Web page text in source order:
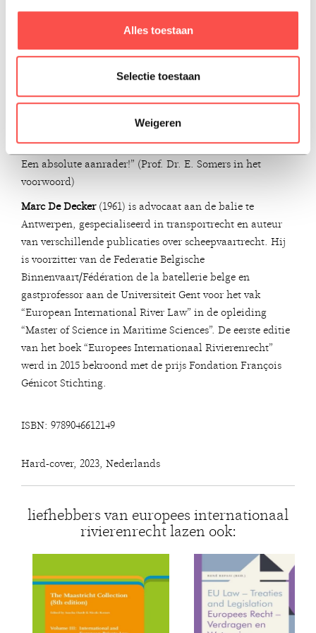
Alles toestaan
Selectie toestaan
Weigeren
andere dan scheepvaartgebruiken van de waterwegen
vervolledigt de aanpak van de auteur waarmee het
het Europese rivierenrecht.
maar eveneens praktijkjuristen en diegenen die elke dag
met watergebonden vervoer worden geconfronteerd,
zullen baat vinden bij het gebruiken van dit werk.
Een absolute aanrader!” (Prof. Dr. E. Somers in het
voorwoord)
Marc De Decker(1961) is advocaat aan de balie te
Antwerpen, gespecialiseerd in transportrecht en auteur
van verschillende publicaties over scheepvaartrecht. Hij
is voorzitter van de Federatie Belgische
Binnenvaart/Fédération de la batellerie belge en
gastprofessor aan de Universiteit Gent voor het vak
“European International River Law” in de opleiding
“Master of Science in Maritime Sciences”. De eerste editie
van het boek “Europees Internationaal Rivierenrecht”
werd in 2015 bekroond met de prijs Fondation François
Génicot Stichting.
ISBN: 9789046612149
Hard-cover, 2023, Nederlands
liefhebbers van europees internationaal
rivierenrecht lazen ook: